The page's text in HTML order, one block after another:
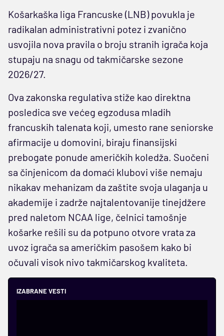
Košarkaška liga Francuske (LNB) povukla je
radikalan administrativni potez i zvanično
usvojila nova pravila o broju stranih igrača koja
stupaju na snagu od takmičarske sezone
2026/27.
Ova zakonska regulativa stiže kao direktna
posledica sve većeg egzodusa mladih
francuskih talenata koji, umesto rane seniorske
afirmacije u domovini, biraju finansijski
prebogate ponude američkih koledža. Suočeni
sa činjenicom da domaći klubovi više nemaju
nikakav mehanizam da zaštite svoja ulaganja u
akademije i zadrže najtalentovanije tinejdžere
pred naletom NCAA lige, čelnici tamošnje
košarke rešili su da potpuno otvore vrata za
uvoz igrača sa američkim pasošem kako bi
očuvali visok nivo takmičarskog kvaliteta.
IZABRANE VESTI